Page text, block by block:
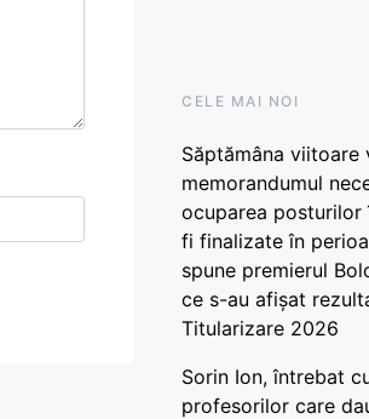
CELE MAI NOI
Săptămâna viitoare
memorandumul
ocuparea posturilor
fi finalizate în
spune premierul
ce s-au afișat
Titularizare 2026
Sorin Ion, întrebat
profesorilor care